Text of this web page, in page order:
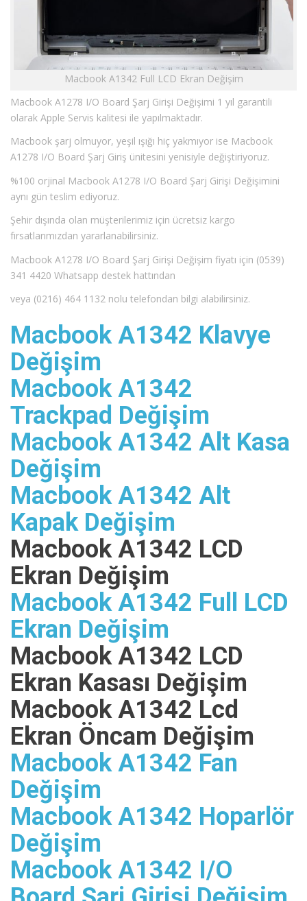
Macbook A1342 Full LCD Ekran Değişim
Macbook A1278 I/O Board Şarj Girişi Değişimi 1 yıl garantili
olarak Apple Servis kalitesi ile yapılmaktadır.
Macbook şarj olmuyor, yeşil ışığı hiç yakmıyor ise Macbook
A1278 I/O Board Şarj Giriş ünitesini yenisiyle değiştiriyoruz.
%100 orjinal Macbook A1278 I/O Board Şarj Girişi Değişimini
aynı gün teslim ediyoruz.
Şehir dışında olan müşterilerimiz için ücretsiz kargo
fırsatlarımızdan yararlanabilirsiniz.
Macbook A1278 I/O Board Şarj Girişi Değişim fiyatı için (0539)
341 4420 Whatsapp destek hattından
veya (0216) 464 1132 nolu telefondan bilgi alabilirsiniz.
Macbook A1342 Klavye
Değişim
Macbook A1342
Trackpad Değişim
Macbook A1342 Alt Kasa
Değişim
Macbook A1342 Alt
Kapak Değişim
Macbook A1342 LCD
Ekran Değişim
Macbook A1342 Full LCD
Ekran Değişim
Macbook A1342 LCD
Ekran Kasası Değişim
Macbook A1342 Lcd
Ekran Öncam Değişim
Macbook A1342 Fan
Değişim
Macbook A1342 Hoparlör
Değişim
Macbook A1342 I/O